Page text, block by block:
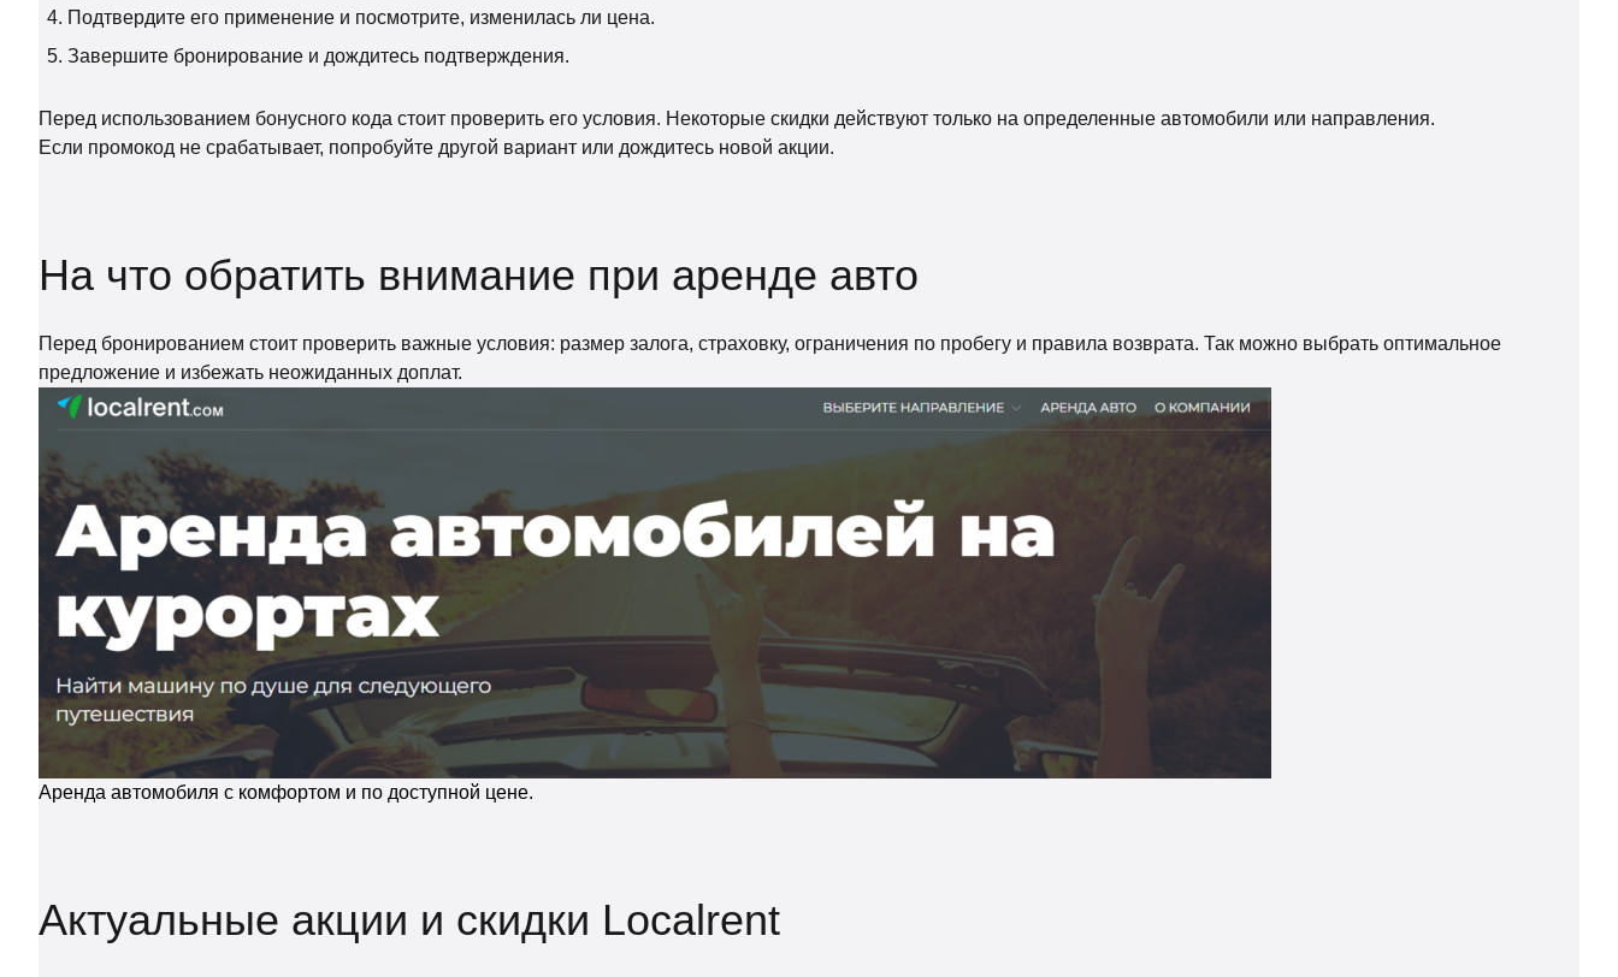
Подтвердите его применение и посмотрите, изменилась ли цена.
Завершите бронирование и дождитесь подтверждения.
Перед использованием бонусного кода стоит проверить его условия. Некоторые скидки действуют только на определенные автомобили или направления.
Если промокод не срабатывает, попробуйте другой вариант или дождитесь новой акции.
На что обратить внимание при аренде авто
Перед бронированием стоит проверить важные условия: размер залога, страховку, ограничения по пробегу и правила возврата. Так можно выбрать оптимальное
предложение и избежать неожиданных доплат.
Аренда автомобиля с комфортом и по доступной цене.
Актуальные акции и скидки Localrent